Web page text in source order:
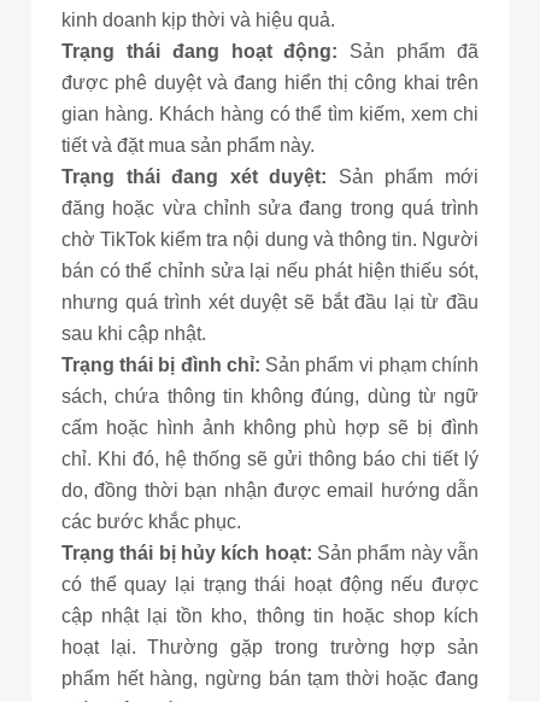
kinh doanh kịp thời và hiệu quả.
Trạng thái đang hoạt động: Sản phẩm đã
được phê duyệt và đang hiển thị công khai trên
gian hàng. Khách hàng có thể tìm kiếm, xem chi
tiết và đặt mua sản phẩm này.
Trạng thái đang xét duyệt: Sản phẩm mới
đăng hoặc vừa chỉnh sửa đang trong quá trình
chờ TikTok kiểm tra nội dung và thông tin. Người
bán có thể chỉnh sửa lại nếu phát hiện thiếu sót,
nhưng quá trình xét duyệt sẽ bắt đầu lại từ đầu
sau khi cập nhật.
Trạng thái bị đình chỉ: Sản phẩm vi phạm chính
sách, chứa thông tin không đúng, dùng từ ngữ
cấm hoặc hình ảnh không phù hợp sẽ bị đình
chỉ. Khi đó, hệ thống sẽ gửi thông báo chi tiết lý
do, đồng thời bạn nhận được email hướng dẫn
các bước khắc phục.
Trạng thái bị hủy kích hoạt: Sản phẩm này vẫn
có thể quay lại trạng thái hoạt động nếu được
cập nhật lại tồn kho, thông tin hoặc shop kích
hoạt lại. Thường gặp trong trường hợp sản
phẩm hết hàng, ngừng bán tạm thời hoặc đang